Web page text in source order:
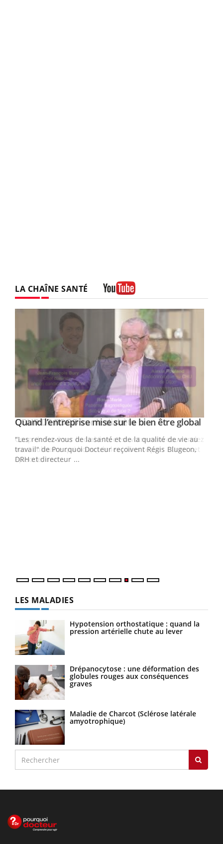
LA CHAÎNE SANTÉ
Youtube
Quand l’entreprise mise sur le bien être global
"Les rendez-vous de la santé et de la qualité de vie au
travail" de Pourquoi Docteur reçoivent Régis Blugeon,
DRH et directeur ...
LES MALADIES
Hypotension orthostatique : quand la
pression artérielle chute au lever
Drépanocytose : une déformation des
globules rouges aux conséquences
graves
Maladie de Charcot (Sclérose latérale
amyotrophique)